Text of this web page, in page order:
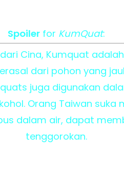
Spoilerfor KumQuat:
Cina, Kumquat
dari pohon yang
juga digunakan
Orang Taiwan suka
dalam air, dapat
tenggorokan.